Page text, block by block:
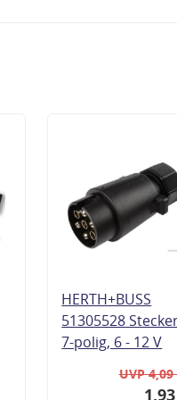
HERTH+BUSS
51305528
7-polig, 6 - 12 V
UVP 4,09